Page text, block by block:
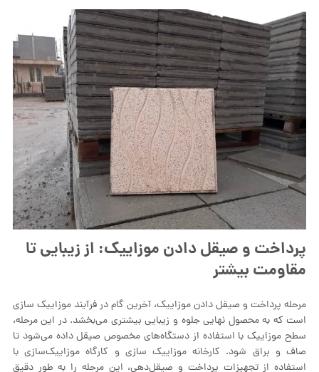
پرداخت و صیقل دادن موزاییک: از زیبایی تا
مقاومت بیشتر
مرحله پرداخت و صیقل دادن موزاییک، آخرین گام در فرآیند موزاییک‌ سازی
است که به محصول نهایی جلوه و زیبایی بیشتری می‌بخشد. در این مرحله،
سطح موزاییک با استفاده از دستگاه‌های مخصوص صیقل داده می‌شود تا
صاف و براق شود. کارخانه موزاییک سازی و کارگاه موزاییک‌سازی با
استفاده از تجهیزات پرداخت و صیقل‌دهی، این مرحله را به طور دقیق